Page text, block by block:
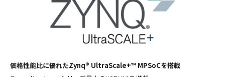
価格性能比に優れたZynq® UltraScale+™ MPSoCを搭載